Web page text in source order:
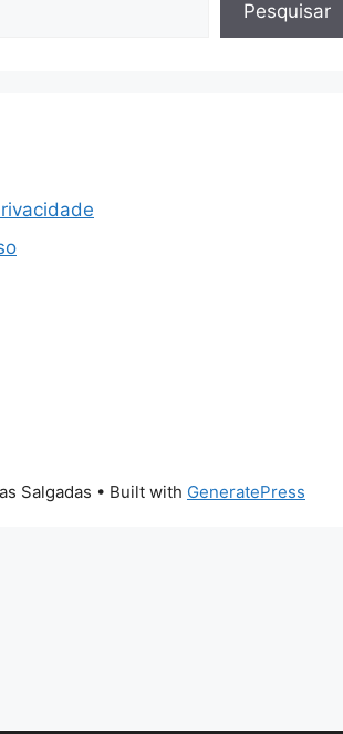
Pesquisar
Salgadas • Built with GeneratePress